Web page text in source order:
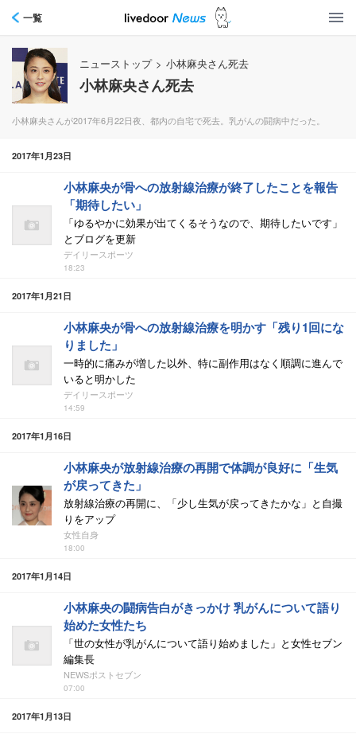
一覧
ニューストップ > 小林麻央さん死去
小林麻央さん死去
小林麻央さんが2017年6月22日夜、都内の自宅で死去。乳がんの闘病中だった。
2017年1月23日
小林麻央が骨への放射線治療が終了したことを報告
「期待したい」
「ゆるやかに効果が出てくるそうなので、期待したいです」
とブログを更新
デイリースポーツ
18:23
2017年1月21日
小林麻央が骨への放射線治療を明かす「残り1回にな
りました」
一時的に痛みが増した以外、特に副作用はなく順調に進んで
いると明かした
デイリースポーツ
14:59
2017年1月16日
小林麻央が放射線治療の再開で体調が良好に「生気
が戻ってきた」
放射線治療の再開に、「少し生気が戻ってきたかな」と自撮
りをアップ
女性自身
18:00
2017年1月14日
小林麻央の闘病告白がきっかけ 乳がんについて語り
始めた女性たち
「世の女性が乳がんについて語り始めました」と女性セブン
編集長
NEWSポストセブン
07:00
2017年1月13日